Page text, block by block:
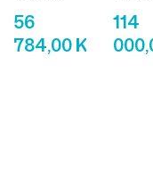
Přidat Do Košíku
Elektrický
Pohon V-
56
784,00KČ
Pohon
114